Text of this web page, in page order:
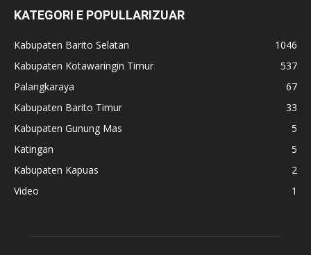
KATEGORI E POPULLARIZUAR
Kabupaten Barito Selatan
1046
Kabupaten Kotawaringin Timur
537
Palangkaraya
67
Kabupaten Barito Timur
33
Kabupaten Gunung Mas
5
Katingan
5
Kabupaten Kapuas
2
Video
1